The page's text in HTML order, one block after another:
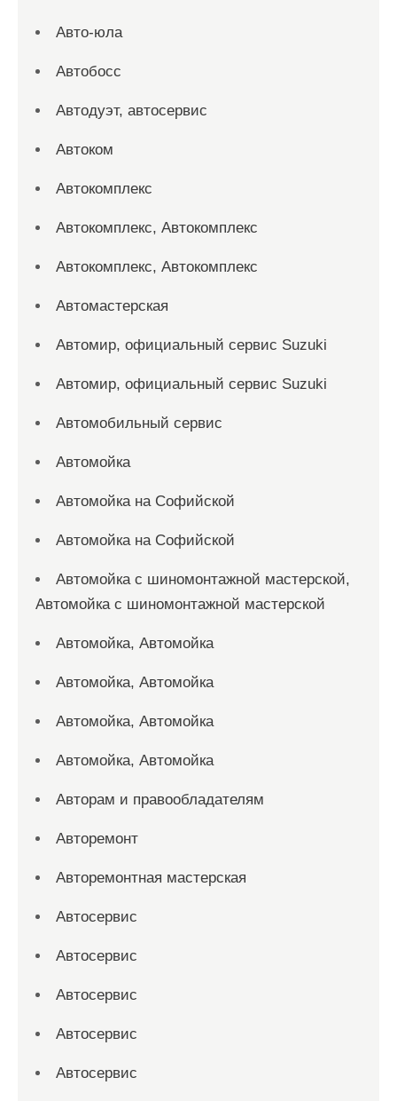
Авто-юла
Автобосс
Автодуэт, автосервис
Автоком
Автокомплекс
Автокомплекс, Автокомплекс
Автокомплекс, Автокомплекс
Автомастерская
Автомир, официальный сервис Suzuki
Автомир, официальный сервис Suzuki
Автомобильный сервис
Автомойка
Автомойка на Софийской
Автомойка на Софийской
Автомойка с шиномонтажной мастерской,
Автомойка с шиномонтажной мастерской
Автомойка, Автомойка
Автомойка, Автомойка
Автомойка, Автомойка
Автомойка, Автомойка
Авторам и правообладателям
Авторемонт
Авторемонтная мастерская
Автосервис
Автосервис
Автосервис
Автосервис
Автосервис